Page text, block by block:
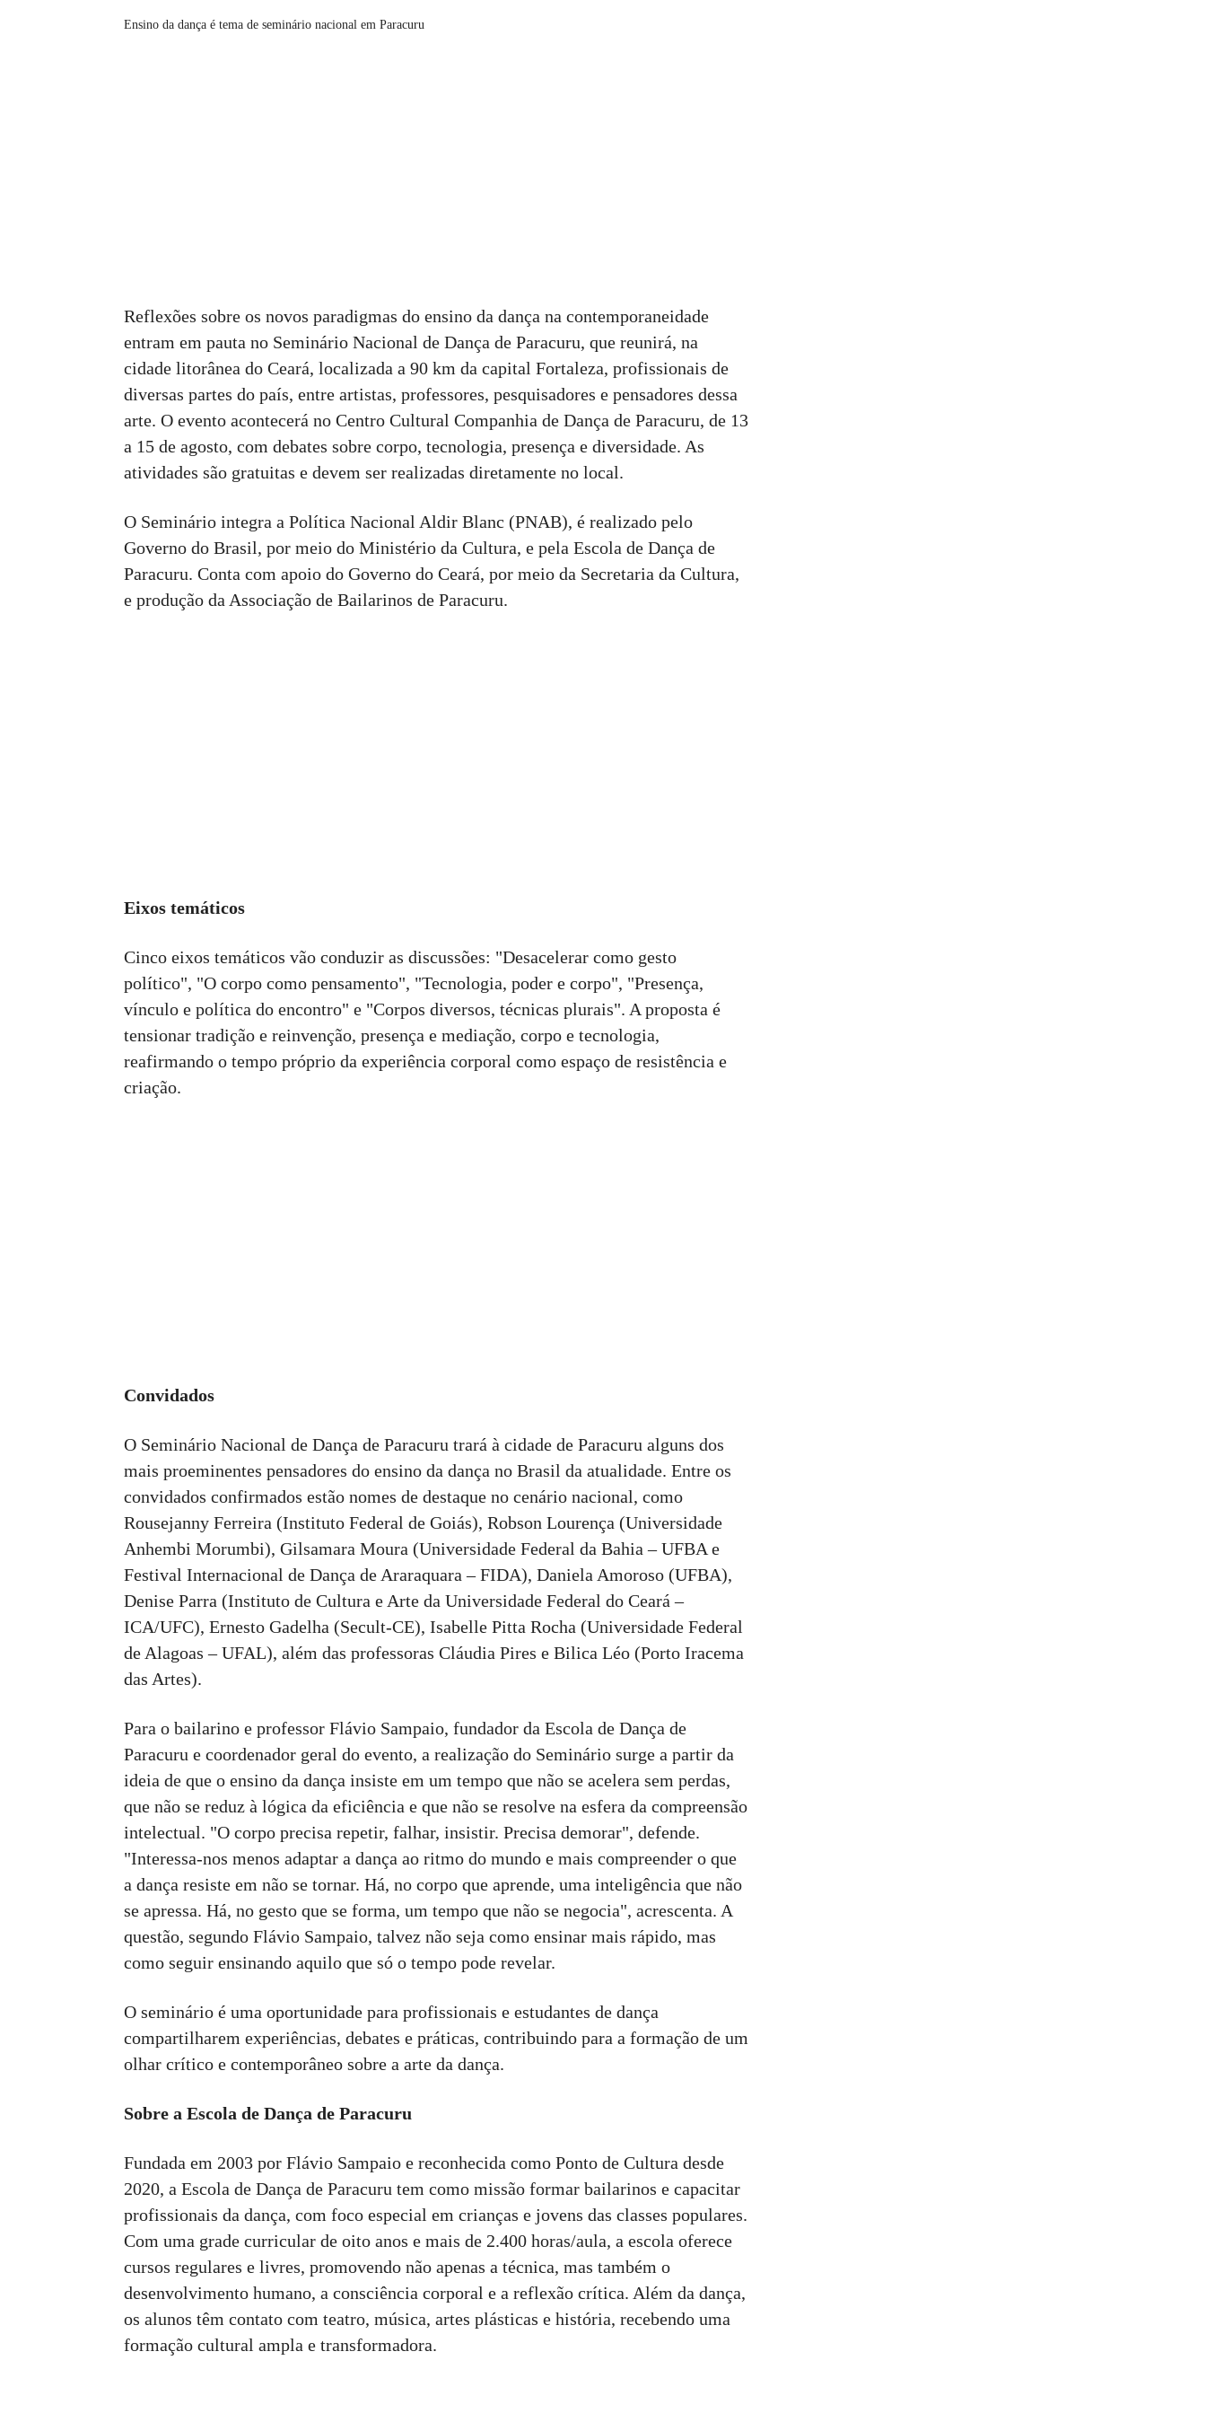
Ensino da dança é tema de seminário nacional em Paracuru
Reflexões sobre os novos paradigmas do ensino da dança na contemporaneidade
entram em pauta no Seminário Nacional de Dança de Paracuru, que reunirá, na
cidade litorânea do Ceará, localizada a 90 km da capital Fortaleza, profissionais de
diversas partes do país, entre artistas, professores, pesquisadores e pensadores dessa
arte. O evento acontecerá no Centro Cultural Companhia de Dança de Paracuru, de 13
a 15 de agosto, com debates sobre corpo, tecnologia, presença e diversidade. As
atividades são gratuitas e devem ser realizadas diretamente no local.
O Seminário integra a Política Nacional Aldir Blanc (PNAB), é realizado pelo
Governo do Brasil, por meio do Ministério da Cultura, e pela Escola de Dança de
Paracuru. Conta com apoio do Governo do Ceará, por meio da Secretaria da Cultura,
e produção da Associação de Bailarinos de Paracuru.
Eixos temáticos
Cinco eixos temáticos vão conduzir as discussões: "Desacelerar como gesto
político", "O corpo como pensamento", "Tecnologia, poder e corpo", "Presença,
vínculo e política do encontro" e "Corpos diversos, técnicas plurais". A proposta é
tensionar tradição e reinvenção, presença e mediação, corpo e tecnologia,
reafirmando o tempo próprio da experiência corporal como espaço de resistência e
criação.
Convidados
O Seminário Nacional de Dança de Paracuru trará à cidade de Paracuru alguns dos
mais proeminentes pensadores do ensino da dança no Brasil da atualidade. Entre os
convidados confirmados estão nomes de destaque no cenário nacional, como
Rousejanny Ferreira (Instituto Federal de Goiás), Robson Lourença (Universidade
Anhembi Morumbi), Gilsamara Moura (Universidade Federal da Bahia – UFBA e
Festival Internacional de Dança de Araraquara – FIDA), Daniela Amoroso (UFBA),
Denise Parra (Instituto de Cultura e Arte da Universidade Federal do Ceará –
ICA/UFC), Ernesto Gadelha (Secult-CE), Isabelle Pitta Rocha (Universidade Federal
de Alagoas – UFAL), além das professoras Cláudia Pires e Bilica Léo (Porto Iracema
das Artes).
Para o bailarino e professor Flávio Sampaio, fundador da Escola de Dança de
Paracuru e coordenador geral do evento, a realização do Seminário surge a partir da
ideia de que o ensino da dança insiste em um tempo que não se acelera sem perdas,
que não se reduz à lógica da eficiência e que não se resolve na esfera da compreensão
intelectual. "O corpo precisa repetir, falhar, insistir. Precisa demorar", defende.
"Interessa-nos menos adaptar a dança ao ritmo do mundo e mais compreender o que
a dança resiste em não se tornar. Há, no corpo que aprende, uma inteligência que não
se apressa. Há, no gesto que se forma, um tempo que não se negocia", acrescenta. A
questão, segundo Flávio Sampaio, talvez não seja como ensinar mais rápido, mas
como seguir ensinando aquilo que só o tempo pode revelar.
O seminário é uma oportunidade para profissionais e estudantes de dança
compartilharem experiências, debates e práticas, contribuindo para a formação de um
olhar crítico e contemporâneo sobre a arte da dança.
Sobre a Escola de Dança de Paracuru
Fundada em 2003 por Flávio Sampaio e reconhecida como Ponto de Cultura desde
2020, a Escola de Dança de Paracuru tem como missão formar bailarinos e capacitar
profissionais da dança, com foco especial em crianças e jovens das classes populares.
Com uma grade curricular de oito anos e mais de 2.400 horas/aula, a escola oferece
cursos regulares e livres, promovendo não apenas a técnica, mas também o
desenvolvimento humano, a consciência corporal e a reflexão crítica. Além da dança,
os alunos têm contato com teatro, música, artes plásticas e história, recebendo uma
formação cultural ampla e transformadora.